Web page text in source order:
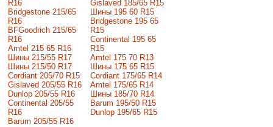
R16
Bridgestone 215/65
R16
BFGoodrich 215/65
R16
Amtel 215 65 R16
Шины 215/55 R17
Шины 215/50 R17
Сordiant 205/70 R15
Gislaved 205/55 R16
Dunlop 205/55 R16
Continental 205/55
R16
Barum 205/55 R16
Gislaved 185/65 R15
Шины 195 60 R15
Bridgestone 195 65
R15
Continental 195 65
R15
Amtel 175 70 R13
Шины 175 65 R15
Cordiant 175/65 R14
Amtel 175/65 R14
Шины 185/70 R14
Barum 195/50 R15
Dunlop 195/65 R15